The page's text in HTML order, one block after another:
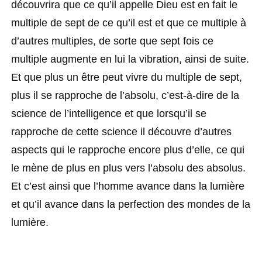
découvrira que ce qu’il appelle Dieu est en fait le
multiple de sept de ce qu’il est et que ce multiple à
d’autres multiples, de sorte que sept fois ce
multiple augmente en lui la vibration, ainsi de suite.
Et que plus un être peut vivre du multiple de sept,
plus il se rapproche de l’absolu, c’est-à-dire de la
science de l’intelligence et que lorsqu’il se
rapproche de cette science il découvre d’autres
aspects qui le rapproche encore plus d’elle, ce qui
le mène de plus en plus vers l’absolu des absolus.
Et c’est ainsi que l’homme avance dans la lumière
et qu’il avance dans la perfection des mondes de la
lumière.